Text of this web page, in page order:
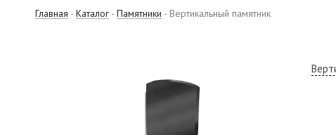
Главная - Каталог - Памятники - Вертикальный памятник